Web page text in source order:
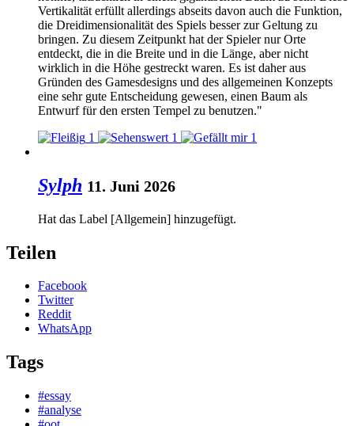
Vertikalität erfüllt allerdings abseits davon auch die Funktion,
die Dreidimensionalität des Spiels besser zur Geltung zu
bringen. Zu diesem Zeitpunkt hat der Spieler nur Orte
entdeckt, die in die Breite und in die Länge, aber nicht
wirklich in die Höhe gestreckt waren. Es ist daher aus
Gründen des Gamesdesigns und des allgemeinen Konzepts
eine sehr gute Entscheidung gewesen, einen Baum als
Entwurf für den ersten Tempel zu benutzen."
1
1 1
Sylph 11. Juni 2026
Hat das Label [Allgemein] hinzugefügt.
Teilen
Facebook
Twitter
Reddit
WhatsApp
Tags
#essay
#analyse